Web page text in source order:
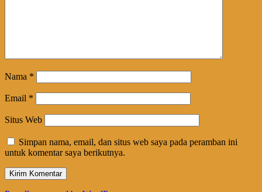
Nama *
Email *
Situs Web
Simpan nama, email, dan situs web saya pada peramban ini
untuk komentar saya berikutnya.